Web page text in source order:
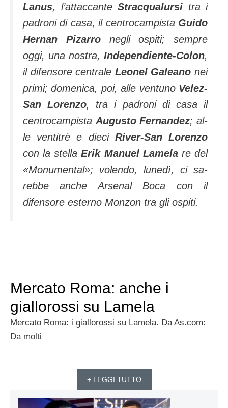
Lanus, l’attaccante Stracqualur­si tra i
padroni di casa, il centrocam­pista Guido
Hernan Pizarro negli ospiti; sempre
oggi, una nostra, In­dependiente­-Colon,
il difensore cen­trale Leonel Galeano nei
primi; do­menica, poi, alle ventuno Velez-
San Lorenzo, tra i padroni di casa il
cen­trocampista Augusto Fernandez; al­
le ventitrè e dieci River-San Lorenzo
con la stellaErik Manuel Lamelare del
«Monumental»; volendo, lunedì, ci sa­
rebbe anche Arsenal­ Boca con il
difensore esterno Monzon tra gli ospiti.
Mercato Roma: anche i
giallorossi su Lamela
Mercato Roma: i giallorossi su Lamela. Da As.com:
Da molti
+ LEGGI TUTTO